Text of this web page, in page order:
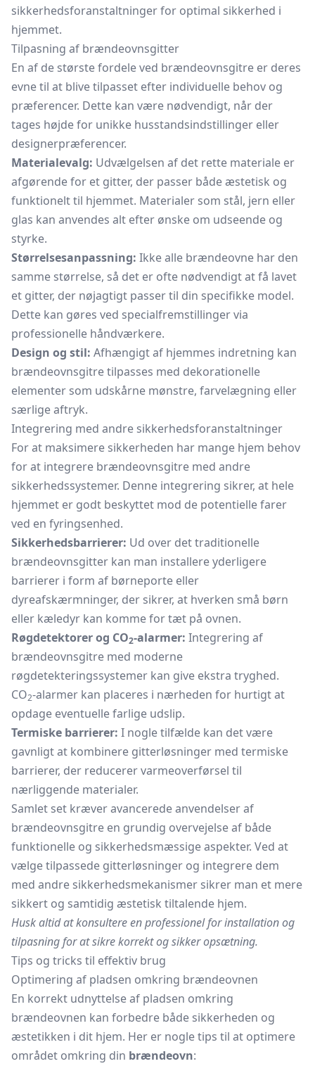
sikkerhedsforanstaltninger for optimal sikkerhed i
hjemmet.
Tilpasning af brændeovnsgitter
En af de største fordele ved brændeovnsgitre er deres
evne til at blive tilpasset efter individuelle behov og
præferencer. Dette kan være nødvendigt, når der
tages højde for unikke husstandsindstillinger eller
designerpræferencer.
Materialevalg: Udvælgelsen af det rette materiale er
afgørende for et gitter, der passer både æstetisk og
funktionelt til hjemmet. Materialer som stål, jern eller
glas kan anvendes alt efter ønske om udseende og
styrke.
Størrelsesanpassning: Ikke alle brændeovne har den
samme størrelse, så det er ofte nødvendigt at få lavet
et gitter, der nøjagtigt passer til din specifikke model.
Dette kan gøres ved specialfremstillinger via
professionelle håndværkere.
Design og stil: Afhængigt af hjemmes indretning kan
brændeovnsgitre tilpasses med dekorationelle
elementer som udskårne mønstre, farvelægning eller
særlige aftryk.
Integrering med andre sikkerhedsforanstaltninger
For at maksimere sikkerheden har mange hjem behov
for at integrere brændeovnsgitre med andre
sikkerhedssystemer. Denne integrering sikrer, at hele
hjemmet er godt beskyttet mod de potentielle farer
ved en fyringsenhed.
Sikkerhedsbarrierer: Ud over det traditionelle
brændeovnsgitter kan man installere yderligere
barrierer i form af børneporte eller
dyreafskærmninger, der sikrer, at hverken små børn
eller kæledyr kan komme for tæt på ovnen.
Røgdetektorer og CO2-alarmer: Integrering af
brændeovnsgitre med moderne
røgdetekteringssystemer kan give ekstra tryghed.
CO2-alarmer kan placeres i nærheden for hurtigt at
opdage eventuelle farlige udslip.
Termiske barrierer: I nogle tilfælde kan det være
gavnligt at kombinere gitterløsninger med termiske
barrierer, der reducerer varmeoverførsel til
nærliggende materialer.
Samlet set kræver avancerede anvendelser af
brændeovnsgitre en grundig overvejelse af både
funktionelle og sikkerhedsmæssige aspekter. Ved at
vælge tilpassede gitterløsninger og integrere dem
med andre sikkerhedsmekanismer sikrer man et mere
sikkert og samtidig æstetisk tiltalende hjem.
Husk altid at konsultere en professionel for installation og
tilpasning for at sikre korrekt og sikker opsætning.
Tips og tricks til effektiv brug
Optimering af pladsen omkring brændeovnen
En korrekt udnyttelse af pladsen omkring
brændeovnen kan forbedre både sikkerheden og
æstetikken i dit hjem. Her er nogle tips til at optimere
området omkring din brændeovn: